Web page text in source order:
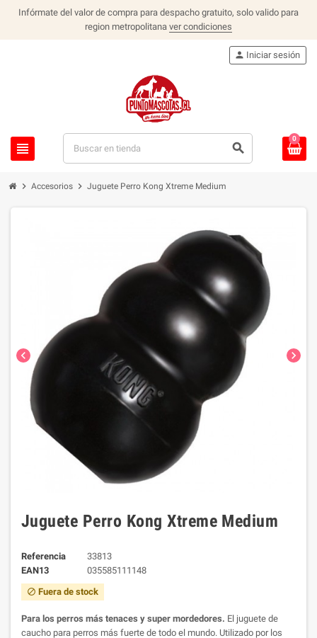
Infórmate del valor de compra para despacho gratuito, solo valido para
region metropolitana ver condiciones
view_headline search
person Iniciar sesión
0
chevron_right Accesorios chevron_right Juguete Perro Kong Xtreme Medium
chevron_left chevron_right
Juguete Perro Kong Xtreme Medium
Referencia
33813
EAN13
035585111148
block Fuera de stock
Para los perros más tenaces y super mordedores. El juguete de
caucho para perros más fuerte de todo el mundo. Utilizado por los